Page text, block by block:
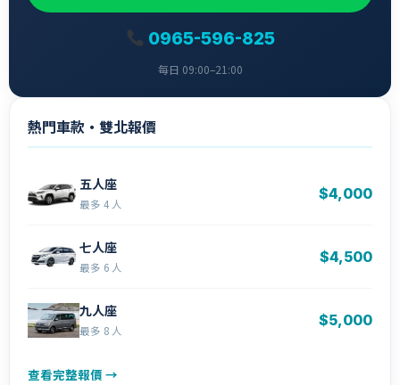
0965-596-825
每日 09:00–21:00
熱門車款・雙北報價
五人座
最多 4 人
$4,000
七人座
最多 6 人
$4,500
九人座
最多 8 人
$5,000
查看完整報價 →